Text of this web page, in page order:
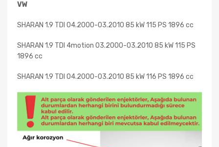
VW
SHARAN 1.9 TDI 04.2000-03.2010 85 kW 115 PS 1896 cc
SHARAN 1.9 TDI 4motion 03.2000-03.2010 85 kW 115 PS
1896 cc
SHARAN 1.9 TDI 04.2000-03.2010 85 kW 116 PS 1896 cc